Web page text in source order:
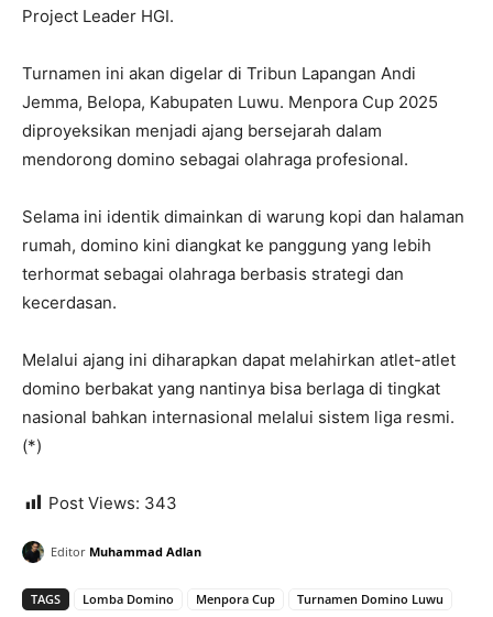
Project Leader HGI.
Turnamen ini akan digelar di Tribun Lapangan Andi
Jemma, Belopa, Kabupaten Luwu. Menpora Cup 2025
diproyeksikan menjadi ajang bersejarah dalam
mendorong domino sebagai olahraga profesional.
Selama ini identik dimainkan di warung kopi dan halaman
rumah, domino kini diangkat ke panggung yang lebih
terhormat sebagai olahraga berbasis strategi dan
kecerdasan.
Melalui ajang ini diharapkan dapat melahirkan atlet-atlet
domino berbakat yang nantinya bisa berlaga di tingkat
nasional bahkan internasional melalui sistem liga resmi.
(*)
Post Views: 343
Editor Muhammad Adlan
TAGS Lomba Domino Menpora Cup Turnamen Domino Luwu